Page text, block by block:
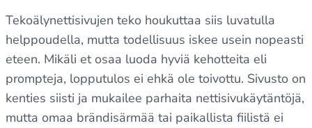
Tekoälynettisivujen teko houkuttaa siis luvatulla
helppoudella, mutta todellisuus iskee usein nopeasti
eteen. Mikäli et osaa luoda hyviä kehotteita eli
prompteja, lopputulos ei ehkä ole toivottu. Sivusto on
kenties siisti ja mukailee parhaita nettisivukäytäntöjä,
mutta omaa brändisärmää tai paikallista fiilistä ei